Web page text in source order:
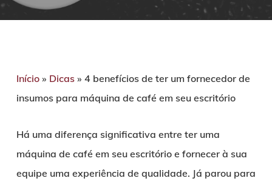
Início» Dicas» 4 benefícios de ter um fornecedor de
insumos para máquina de café em seu escritório
Há uma diferença significativa entre ter uma
máquina de café em seu escritório e fornecer à sua
equipe uma experiência de qualidade. Já parou para